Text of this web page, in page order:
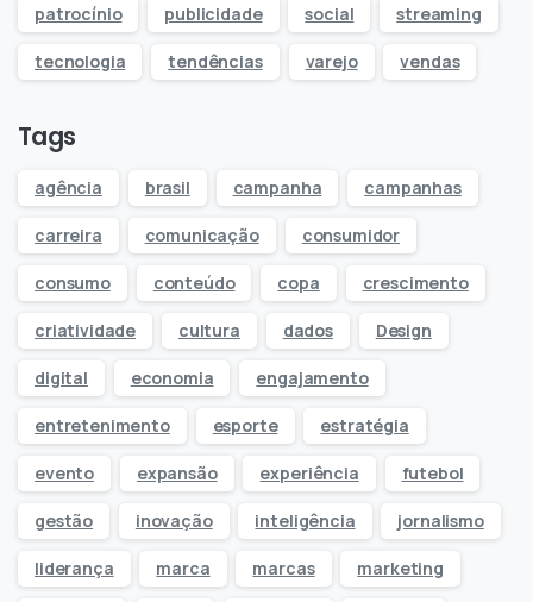
patrocínio publicidade social streaming
tecnologia tendências varejo vendas
Tags
agência brasil campanha campanhas
carreira comunicação consumidor
consumo conteúdo copa crescimento
criatividade cultura dados Design
digital economia engajamento
entretenimento esporte estratégia
evento expansão experiência futebol
gestão inovação inteligência jornalismo
liderança marca marcas marketing